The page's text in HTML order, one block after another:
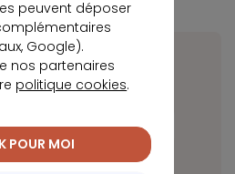
2024 2023
peuvent déposer
Google).
nos partenaires
politique cookies.
POUR MOI